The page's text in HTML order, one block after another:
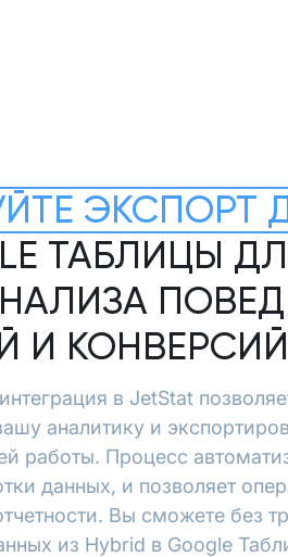
ЭКСПОРТ
ТАБЛИЦЫ
И КОНВЕРСИЙ
в JetStat
аналитику и
работы. Процесс
данных, и позволяет
Вы сможете без
из Hybrid в Google